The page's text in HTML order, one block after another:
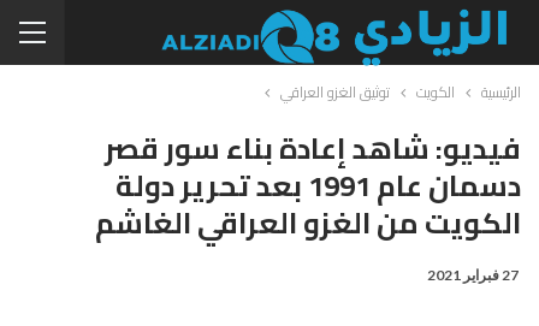
الرئيسية الكويت توثيق الغزو العراقي
فيديو: شاهد إعادة بناء سور قصر
دسمان عام 1991 بعد تحرير دولة
الكويت من الغزو العراقي الغاشم
27 فبراير 2021